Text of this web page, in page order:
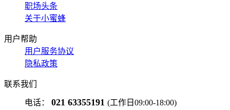
职场头条
关于小蜜蜂
用户帮助
用户服务协议
隐私政策
联系我们
电话： 021 63355191 (工作日09:00-18:00)